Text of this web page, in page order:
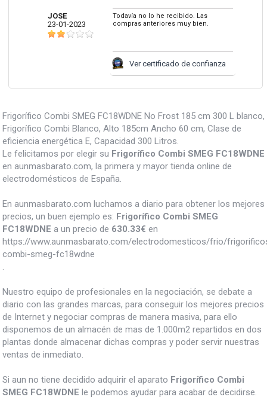
JOSE
23-01-2023
Todavía no lo he recibido. Las
compras anteriores muy bien.
Ver certificado de confianza
Frigorífico Combi SMEG FC18WDNE No Frost 185 cm 300 L blanco,
Frigorífico Combi Blanco, Alto 185cm Ancho 60 cm, Clase de
eficiencia energética E, Capacidad 300 Litros.
Le felicitamos por elegir su Frigorífico Combi SMEG FC18WDNE
en aunmasbarato.com, la primera y mayor tienda online de
electrodomésticos de España.
En aunmasbarato.com luchamos a diario para obtener los mejores
precios, un buen ejemplo es: Frigorífico Combi SMEG
FC18WDNE a un precio de 630.33€ en
https://www.aunmasbarato.com/electrodomesticos/frio/
combi-smeg-fc18wdne
.
Nuestro equipo de profesionales en la negociación, se debate a
diario con las grandes marcas, para conseguir los mejores precios
de Internet y negociar compras de manera masiva, para ello
disponemos de un almacén de mas de 1.000m2 repartidos en dos
plantas donde almacenar dichas compras y poder servir nuestras
ventas de inmediato.
Si aun no tiene decidido adquirir el aparato Frigorífico Combi
SMEG FC18WDNE le podemos ayudar para acabar de decidirse.